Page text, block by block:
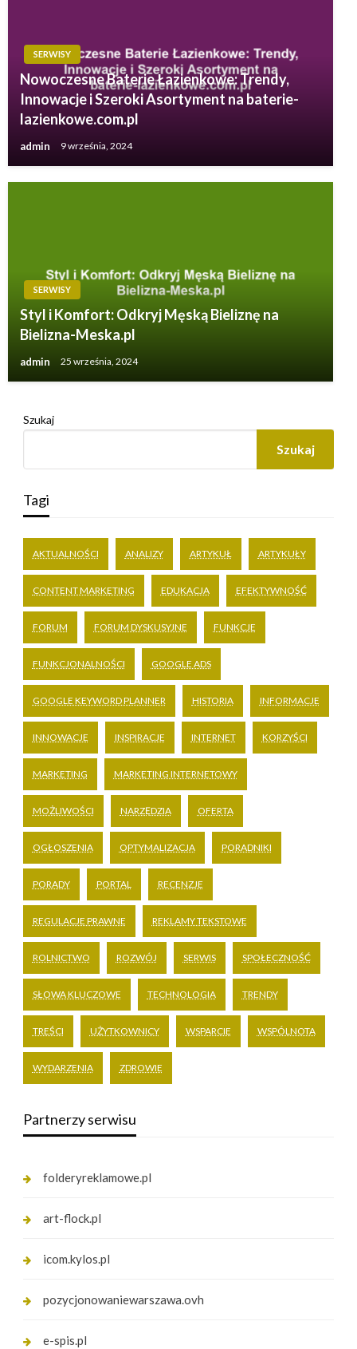
SERWISY
Nowoczesne Baterie Łazienkowe: Trendy,
Innowacje i Szeroki Asortyment na baterie-
lazienkowe.com.pl
admin 9 września, 2024
SERWISY
Styl i Komfort: Odkryj Męską Bieliznę na
Bielizna-Meska.pl
admin 25 września, 2024
Szukaj
Szukaj
Tagi
AKTUALNOŚCI ANALIZY ARTYKUŁ ARTYKUŁY
CONTENT MARKETING EDUKACJA EFEKTYWNOŚĆ
FORUM FORUM DYSKUSYJNE FUNKCJE
FUNKCJONALNOŚCI GOOGLE ADS
GOOGLE KEYWORD PLANNER HISTORIA INFORMACJE
INNOWACJE INSPIRACJE INTERNET KORZYŚCI
MARKETING MARKETING INTERNETOWY
MOŻLIWOŚCI NARZĘDZIA OFERTA
OGŁOSZENIA OPTYMALIZACJA PORADNIKI
PORADY PORTAL RECENZJE
REGULACJE PRAWNE REKLAMY TEKSTOWE
ROLNICTWO ROZWÓJ SERWIS SPOŁECZNOŚĆ
SŁOWA KLUCZOWE TECHNOLOGIA TRENDY
TREŚCI UŻYTKOWNICY WSPARCIE WSPÓLNOTA
WYDARZENIA ZDROWIE
Partnerzy serwisu
folderyreklamowe.pl
art-flock.pl
icom.kylos.pl
pozycjonowaniewarszawa.ovh
e-spis.pl